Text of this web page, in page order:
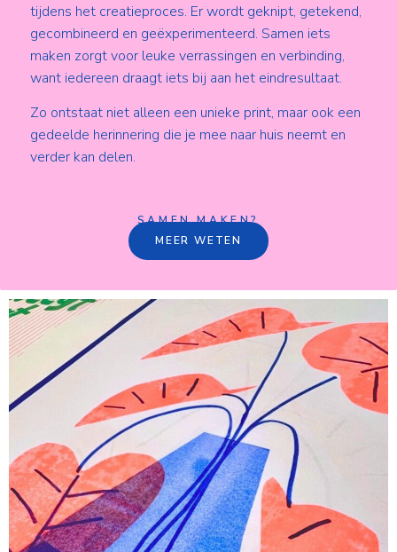
tijdens het creatieproces. Er wordt geknipt, getekend,
gecombineerd en geëxperimenteerd. Samen iets
maken zorgt voor leuke verrassingen en verbinding,
want iedereen draagt iets bij aan het eindresultaat.
Zo ontstaat niet alleen een unieke print, maar ook een
gedeelde herinnering die je mee naar huis neemt en
verder kan delen.
SAMEN MAKEN?
MEER WETEN